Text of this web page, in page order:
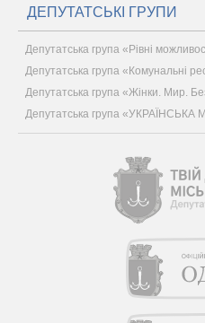
ДЕПУТАТСЬКІ ГРУПИ
Депутатська група «Рівні
Депутатська група «Комунальні
Депутатська група «Жінки. Мир.
Депутатська група «УКРАЇНСЬКА